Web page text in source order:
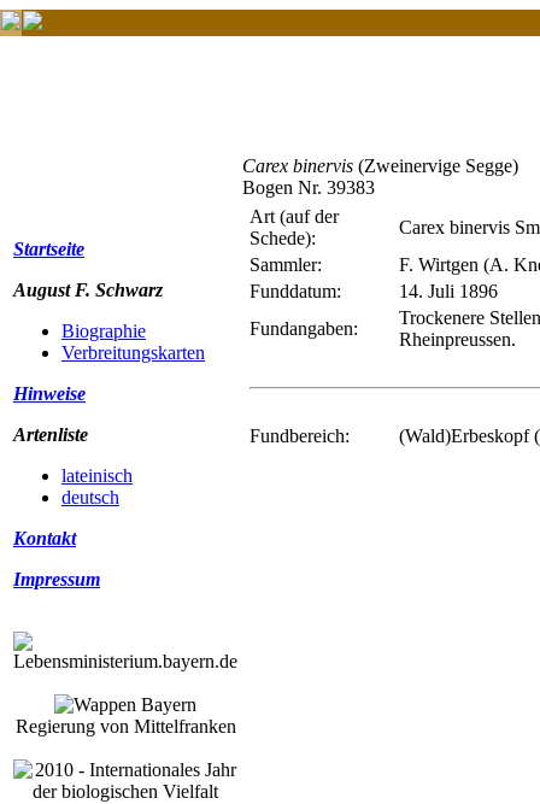
Startseite
August F. Schwarz
Biographie
Verbreitungskarten
Hinweise
Artenliste
lateinisch
deutsch
Kontakt
Impressum
Regierung von Mittelfranken
Carex binervis (Zweinervige Segge)
Bogen Nr. 39383
Art (auf der
Schede):
Carex binervis
Sammler:
F. Wirtgen (A.
Funddatum:
14. Juli 1896
Fundangaben:
Trockenere
Rheinpreussen.
Fundbereich: (Wald)Erbeskopf